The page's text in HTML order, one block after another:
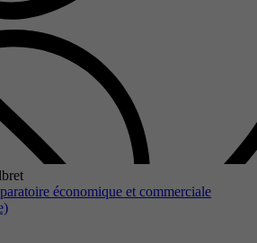
économique et commerciale